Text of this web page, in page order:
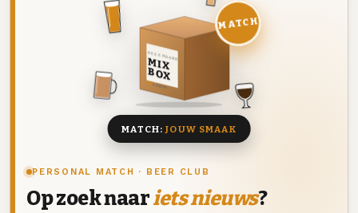
PERSONAL MATCH · BEER CLUB
Op zoek naariets nieuws?
DEZE MAAND
MIX
BOX
8 BIEREN
MATCH
MATCH:JOUW SMAAK